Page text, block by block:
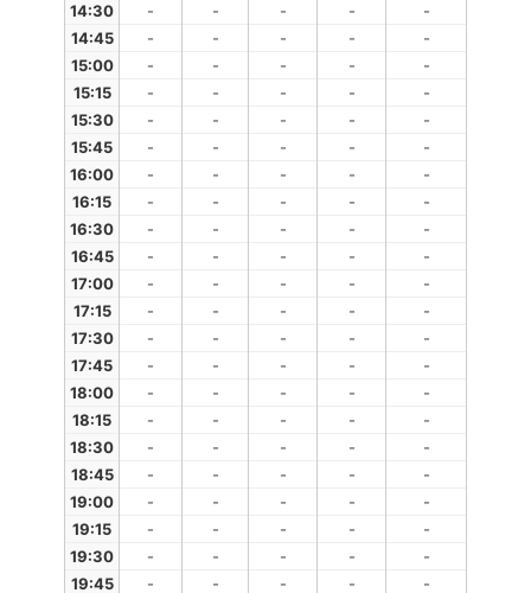
14:30
- - - -
-
14:45
- - - -
-
15:00
- - - -
-
15:15
- - - -
-
15:30
- - - -
-
15:45
- - - -
-
16:00
- - - -
-
16:15
- - - -
-
16:30
- - - -
-
16:45
- - - -
-
17:00
- - - -
-
17:15
- - - -
-
17:30
- - - -
-
17:45
- - - -
-
18:00
- - - -
-
18:15
- - - -
-
18:30
- - - -
-
18:45
- - - -
-
19:00
- - - -
-
19:15
- - - -
-
19:30
- - - -
-
19:45
- - - -
-